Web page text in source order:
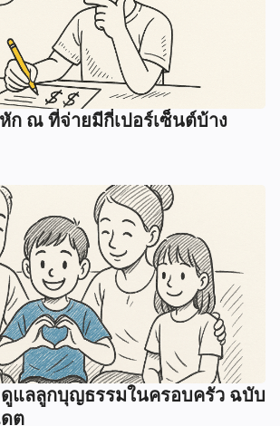
ก ณ ที่จ่ายมีกี่เปอร์เซ็นต์บ้าง
ดูแลลูกบุญธรรมในครอบครัว ฉบับ
ดต